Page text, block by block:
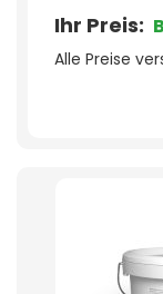
Ihr Preis:
Alle Preise